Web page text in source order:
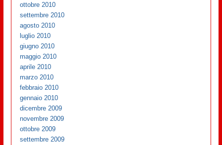
ottobre 2010
settembre 2010
agosto 2010
luglio 2010
giugno 2010
maggio 2010
aprile 2010
marzo 2010
febbraio 2010
gennaio 2010
dicembre 2009
novembre 2009
ottobre 2009
settembre 2009